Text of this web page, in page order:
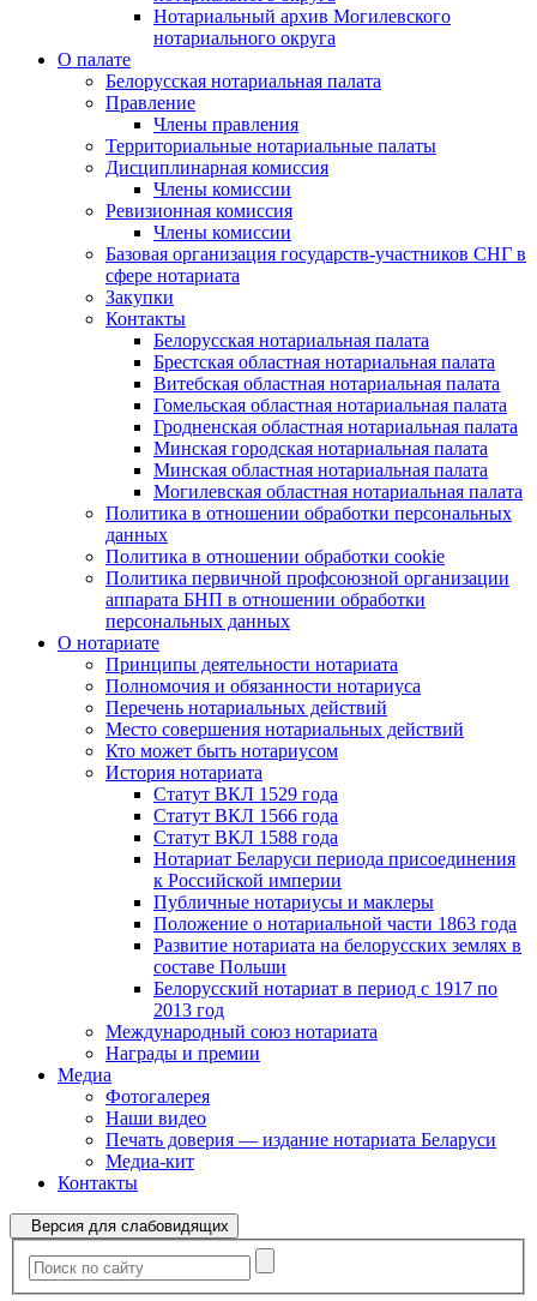
Нотариальный архив Могилевского
нотариального округа
О палате
Белорусская нотариальная палата
Правление
Члены правления
Территориальные нотариальные палаты
Дисциплинарная комиссия
Члены комиссии
Ревизионная комиссия
Члены комиссии
Базовая организация государств-участников СНГ в
сфере нотариата
Закупки
Контакты
Белорусская нотариальная палата
Брестская областная нотариальная палата
Витебская областная нотариальная палата
Гомельская областная нотариальная палата
Гродненская областная нотариальная палата
Минская городская нотариальная палата
Минская областная нотариальная палата
Могилевская областная нотариальная палата
Политика в отношении обработки персональных
данных
Политика в отношении обработки cookie
Политика первичной профсоюзной организации
аппарата БНП в отношении обработки
персональных данных
О нотариате
Принципы деятельности нотариата
Полномочия и обязанности нотариуса
Перечень нотариальных действий
Место совершения нотариальных действий
Кто может быть нотариусом
История нотариата
Статут ВКЛ 1529 года
Статут ВКЛ 1566 года
Статут ВКЛ 1588 года
Нотариат Беларуси периода присоединения
к Российской империи
Публичные нотариусы и маклеры
Положение о нотариальной части 1863 года
Развитие нотариата на белорусских землях в
составе Польши
Белорусский нотариат в период с 1917 по
2013 год
Международный союз нотариата
Награды и премии
Медиа
Фотогалерея
Наши видео
Печать доверия — издание нотариата Беларуси
Медиа-кит
Контакты
Версия для слабовидящих